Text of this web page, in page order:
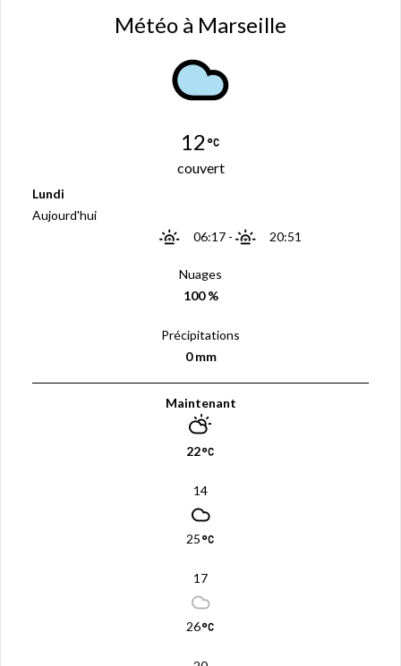
Météo à Marseille
12
couvert
Lundi
Aujourd'hui
06:17- 20:51
Nuages
100 %
Précipitations
0 mm
Maintenant
22
14
25
17
26